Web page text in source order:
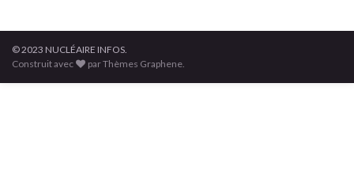
© 2023 NUCLÉAIRE INFOS.
Construit avec
par Thèmes Graphene.